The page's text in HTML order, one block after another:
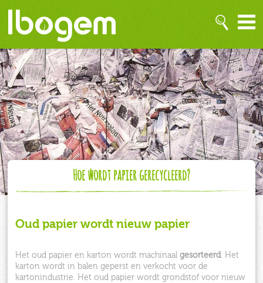
Hoe wordt papier gerecycleerd?
Oud papier wordt nieuw papier
Het oud papier en karton wordt machinaalgesorteerd. Het
karton wordt in balen geperst en verkocht voor de
kartonindustrie. Het oud papier wordt grondstof voor nieuw